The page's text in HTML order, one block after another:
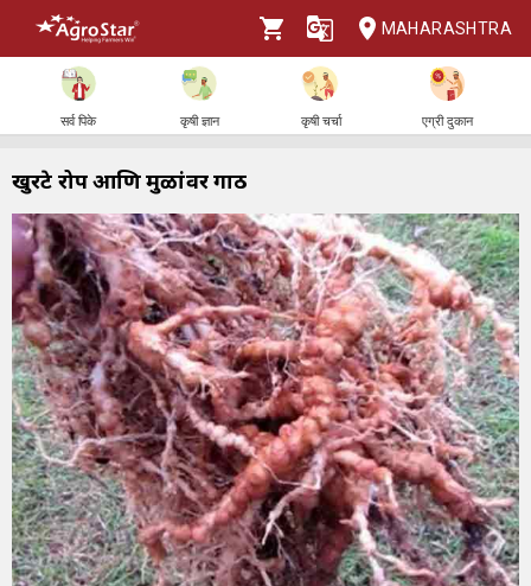
MAHARASHTRA
सर्व पिके कृषी ज्ञान कृषी चर्चा एग्री दुकान
खुरटे रोप आणि मुळांवर गाठी